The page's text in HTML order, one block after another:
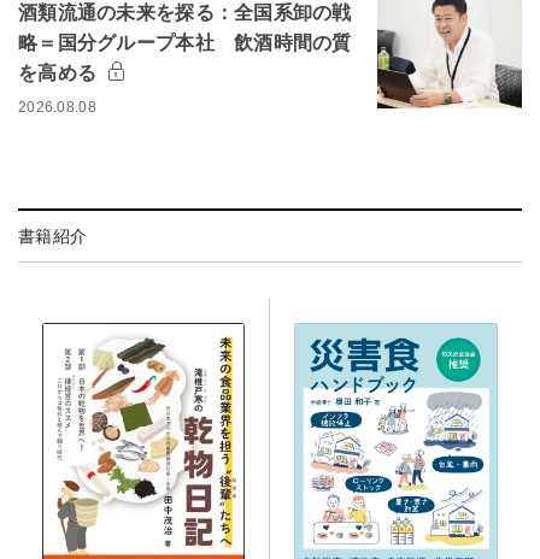
酒類流通の未来を探る：全国系卸の戦
略＝国分グループ本社 飲酒時間の質
を高める
2026.08.08
書籍紹介